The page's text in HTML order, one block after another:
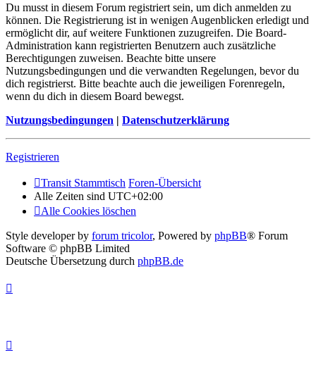
Du musst in diesem Forum registriert sein, um dich anmelden zu
können. Die Registrierung ist in wenigen Augenblicken erledigt und
ermöglicht dir, auf weitere Funktionen zuzugreifen. Die Board-
Administration kann registrierten Benutzern auch zusätzliche
Berechtigungen zuweisen. Beachte bitte unsere
Nutzungsbedingungen und die verwandten Regelungen, bevor du
dich registrierst. Bitte beachte auch die jeweiligen Forenregeln,
wenn du dich in diesem Board bewegst.
Nutzungsbedingungen | Datenschutzerklärung
Registrieren
Transit Stammtisch Foren-Übersicht
Alle Zeiten sind UTC+02:00
Alle Cookies löschen
Style developer by forum tricolor, Powered by phpBB® Forum
Software © phpBB Limited
Deutsche Übersetzung durch phpBB.de